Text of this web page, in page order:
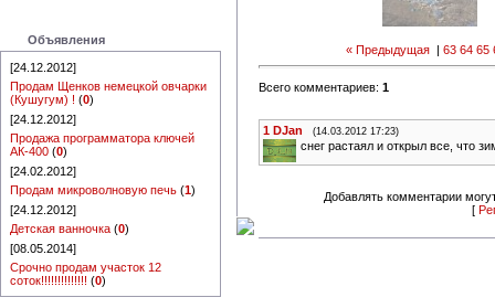
Объявления
[24.12.2012]
Продам Щенков немецкой овчарки
(Кушугум) ! (0)
[24.12.2012]
Продажа программатора ключей
АК-400 (0)
[24.02.2012]
Продам микроволновую печь (1)
[24.12.2012]
Детская ванночка (0)
[08.05.2014]
Срочно продам участок 12
соток!!!!!!!!!!!!!! (0)
« Предыдущая | 63 64 65
Всего комментариев: 1
1 DJan (14.03.2012 17:23)
снег растаял и открыл все, что
Добавлять комментарии
[